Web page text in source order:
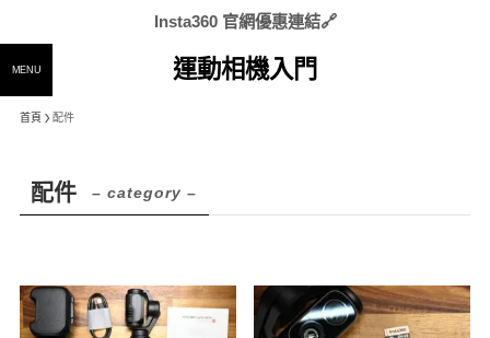
Insta360 官網優惠連結🔗
運動相機入門
MENU
首頁 配件
配件 – category –